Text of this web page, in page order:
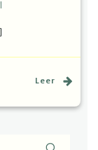
Leer